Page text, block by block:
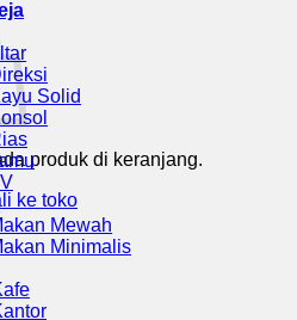
produk di keranjang.
ke toko
Solid
Mewah
Minimalis